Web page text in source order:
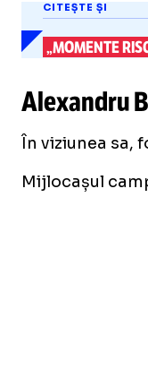
CITEȘTE ȘI
„MOMENTE
Alexandru
În viziunea sa,
Mijlocașul